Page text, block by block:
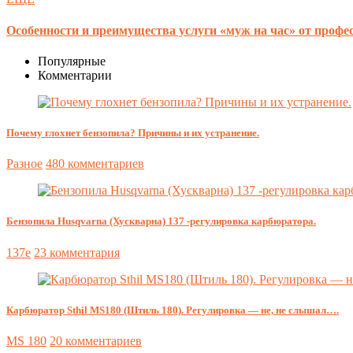
Особенности и преимущества услуги «муж на час» от
Популярные
Комментарии
Почему глохнет бензопила? Причины и их устранение.
Разное 480 комментариев
Бензопила Husqvarna (Хускварна) 137 -регулировка карбюратора.
137e 23 комментария
Карбюратор Sthil MS180 (Штиль 180). Регулировка — не, не слышал….
MS 180 20 комментариев